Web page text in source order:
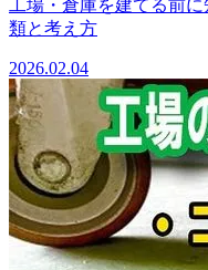
工場・倉庫を建てる前
類と考え方
2026.02.04